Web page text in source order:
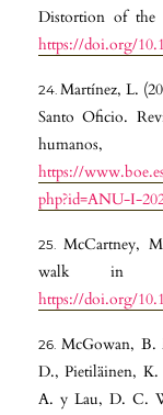
Distortion of the
https://doi.org/
Martínez, L.
Santo Oficio.
https://
php?id=ANU-I-
McCartney,
walk in
https://doi.org/
McGowan, B.
D., Pietiläinen,
A. y Lau, D. C.